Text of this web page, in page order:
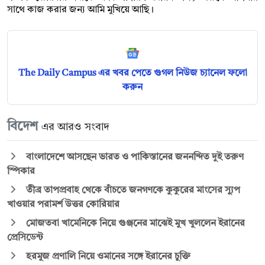
সাথে কাজ করার জন্য আমি মুখিয়ে আছি।
The Daily Campus এর খবর পেতে গুগল নিউজ চ্যানেল ফলো
করুন
বিদেশ এর আরও সংবাদ
বাংলাদেশে আসছেন ভারত ও পাকিস্তানের জননন্দিত দুই তরুণ
স্পিকার
তীব্র তাপপ্রবাহ থেকে বাঁচতে জনগণকে কুকুরের মাংসের স্যুপ
খাওয়ার পরামর্শ উত্তর কোরিয়ার
মোজতবা খামেনিকে নিয়ে গুঞ্জনের মাঝেই মুখ খুললেন ইরানের
প্রেসিডেন্ট
হরমুজ প্রণালি নিয়ে ওমানের সঙ্গে ইরানের চুক্তি